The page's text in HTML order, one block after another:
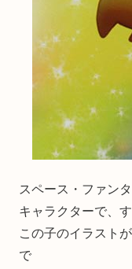
スペース・ファン
キャラクターで、
この子のイラスト
で